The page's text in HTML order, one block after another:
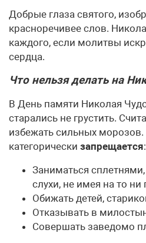
Добрые глаза святого,
красноречивее слов.
каждого, если молитвы
сердца.
Что нельзя делать на
В День памяти Николая
старались не грустить.
избежать сильных
категорически запрещается:
Заниматься
слухи, не имея на то
Обижать детей,
Отказывать в
Совершать заведомо